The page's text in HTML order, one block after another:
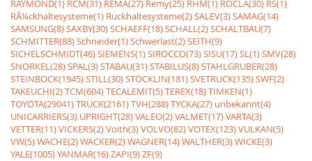
RAYMOND(1) RCM(31) REMA(27) Remy(25) RHM(1) ROCLA(30) RS(1)
RÃ¼ckhaltesysteme(1) Rückhaltesysteme(2)SALEV(3)SAMAG(14)
SAMSUNG(8)SAXBY(30)SCHAEFF(18)SCHALL(2)SCHALTBAU(7)
SCHMITTER(88)Schneider(1)Schwerlast(2)SEITH(9)
SICHELSCHMIDT(46)SIEMENS(1)SIROCCO(73)SISU(17)SL(1)SMV(28)
SNORKEL(28)SPAL(3)STABAU(31)STABILUS(8)STAHLGRUBER(28)
STEINBOCK(1945)STILL(30)STÖCKLIN(181)SVETRUCK(135)SWF(2)
TAKEUCHI(2)TCM(604)TECALEMIT(5)TEREX(18)TIMKEN(1)
TOYOTA(29041)TRUCK(2161)TVH(288)TYCKA(27) unbekannt(4)
UNICARRIERS(3) UPRIGHT(28)VALEO(2)VALMET(17)VARTA(3)
VETTER(11)VICKERS(2)Voith(3)VOLVO(82)VOTEX(123)VULKAN(5)
VW(5)WACHE(2)WACKER(2)WAGNER(14)WALTHER(3)WICKE(3)
YALE(1005)YANMAR(16)ZAPI(9)ZF(9)